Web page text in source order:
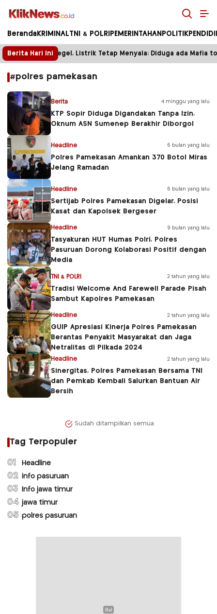
Kliknews.co.id
Beranda KRIMINAL TNI & POLRI PEMERINTAHAN POLITIK
Berita Hari Ini
Tower Disegel, Listrik Tetap Menyala: Diduga ada Mafia
#polres pamekasan
Berita 4 minggu yang lalu
KTP Sopir Diduga Digandakan Tanpa Izin,
Oknum ASN Sumenep Berakhir Diborgol
Headline 6 bulan yang lalu
Polres Pamekasan Amankan 370 Botol Miras
Jelang Ramadan
Headline 6 bulan yang lalu
Sertijab Polres Pamekasan Digelar, Posisi
Kasat dan Kapolsek Bergeser
Headline 9 bulan yang lalu
Tasyakuran HUT Humas Polri, Polres
Pasuruan Dorong Kolaborasi Positif dengan
Media
TNI & POLRI 2 tahun yang lalu
Tradisi Welcome And Farewell Parade Pisah
Sambut Kapolres Pamekasan
Headline 2 tahun yang lalu
GUIP Apresiasi Kinerja Polres Pamekasan
Berantas Penyakit Masyarakat dan Jaga
Netralitas di Pilkada 2024
Headline 2 tahun yang lalu
Sinergitas, Polres Pamekasan Bersama TNI
dan Pemkab Kembali Salurkan Bantuan Air
Bersih
Sudah ditampilkan semua
Tag Terpopuler
01 Headline
02 info pasuruan
03 Info jawa timur
04 jawa timur
05 polres pasuruan